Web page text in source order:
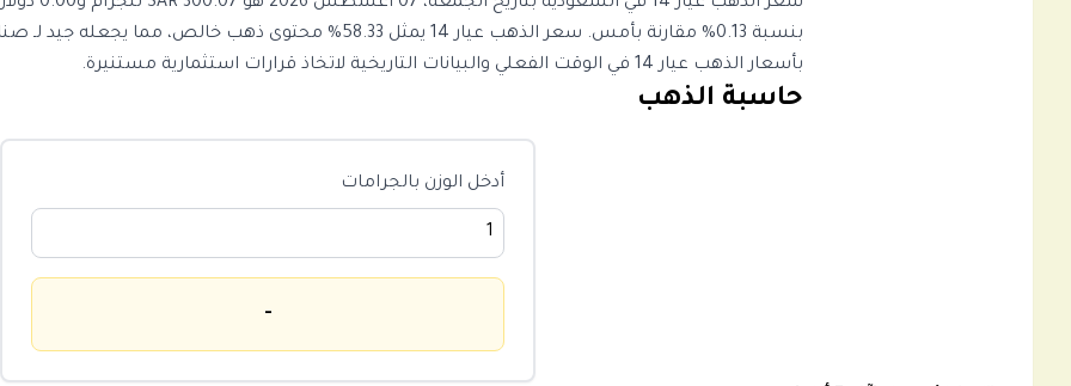
بنسبة 0.13% مقارنة بأمس. سعر الذهب عيار 14 يمثل 58.33% محتوى ذهب
بأسعار الذهب عيار 14 في الوقت الفعلي والبيانات التاريخية لاتخاذ قرارات استثمارية مستنيرة.
حاسبة الذهب
أدخل الوزن بالجرامات
-